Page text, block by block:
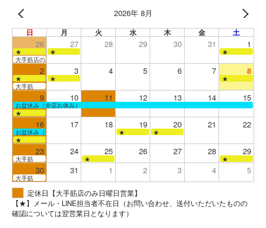
2026年 8月
日 月 火 水 木 金 土
26 27 28 29 30 31 1
★ ★
★
大手筋店のみ営業
2 3 4 5 6 7 8
★ ★
★
大手筋
9 10 11 12 13 14 15
お盆休み（全店お休み）
★
16 17 18 19 20 21 22
お盆休み（全店お休み） ★
★
★
23 24 25 26 27 28 29
大手筋 ★ ★
30 31 1 2 3 4 5
大手筋
定休日【大手筋店のみ日曜日営業】
【★】メール・LINE担当者不在日（お問い合わせ、送付いただいたものの
確認については翌営業日となります）